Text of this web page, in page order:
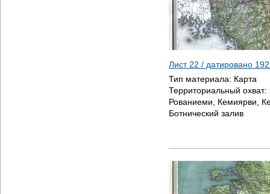
Лист 22 / датировано
Тип материала: Карта
Территориальный охват:
Рованиеми, Кемиярви,
Ботнический залив